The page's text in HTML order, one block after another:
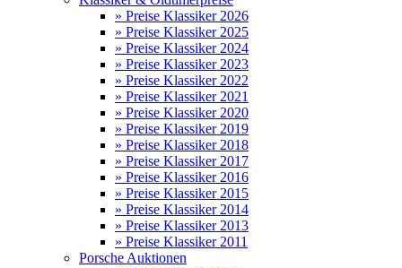
» Preise Klassiker 2026
» Preise Klassiker 2025
» Preise Klassiker 2024
» Preise Klassiker 2023
» Preise Klassiker 2022
» Preise Klassiker 2021
» Preise Klassiker 2020
» Preise Klassiker 2019
» Preise Klassiker 2018
» Preise Klassiker 2017
» Preise Klassiker 2016
» Preise Klassiker 2015
» Preise Klassiker 2014
» Preise Klassiker 2013
» Preise Klassiker 2011
Porsche Auktionen